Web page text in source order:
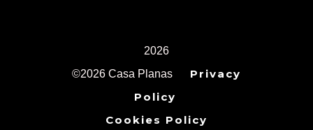
2026
©2026 Casa Planas
Privacy
Policy
Cookies Policy